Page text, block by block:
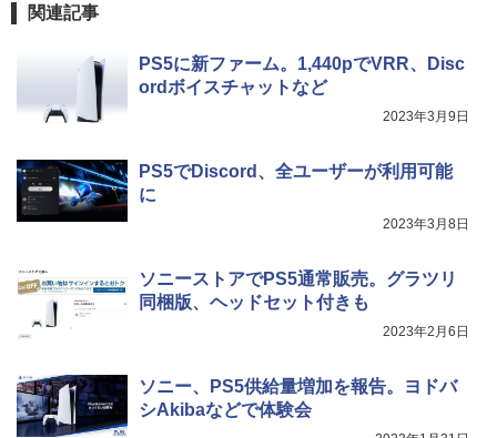
関連記事
PS5に新ファーム。1,440pでVRR、Disc
ordボイスチャットなど
2023年3月9日
PS5でDiscord、全ユーザーが利用可能
に
2023年3月8日
ソニーストアでPS5通常販売。グラツリ
同梱版、ヘッドセット付きも
2023年2月6日
ソニー、PS5供給量増加を報告。ヨドバ
シAkibaなどで体験会